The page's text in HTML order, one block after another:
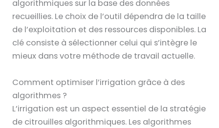
algorithmiques sur la base des données
recueillies. Le choix de l’outil dépendra de la taille
de l’exploitation et des ressources disponibles. La
clé consiste à sélectionner celui qui s’intègre le
mieux dans votre méthode de travail actuelle.
Comment optimiser l’irrigation grâce à des
algorithmes ?
L’irrigation est un aspect essentiel de la stratégie
de citrouilles algorithmiques. Les algorithmes